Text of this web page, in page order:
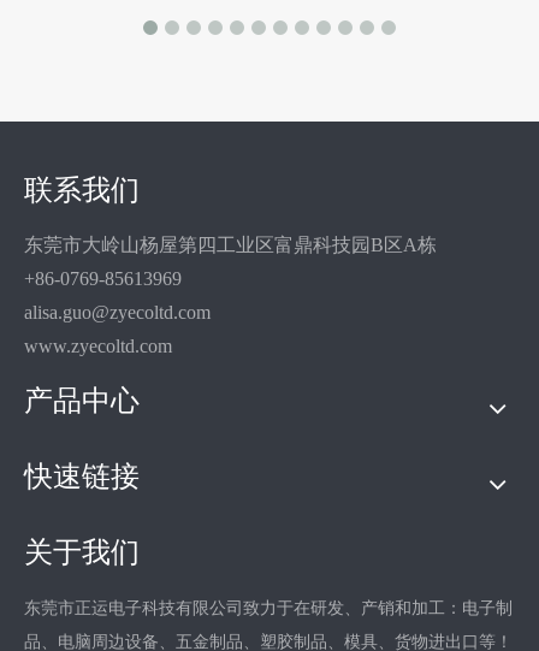
联系我们
东莞市大岭山杨屋第四工业区富鼎科技园B区A栋
+86-0769-85613969
alisa.guo@zyecoltd.com
www.zyecoltd.com
产品中心
快速链接
关于我们
东莞市正运电子科技有限公司致力于在研发、产销和加工：电子制
品、电脑周边设备、五金制品、塑胶制品、模具、货物进出口等！